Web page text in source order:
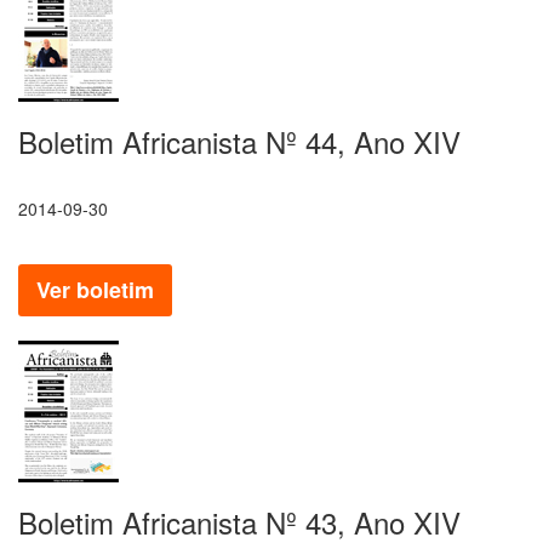
Boletim Africanista Nº 44, Ano XIV
2014-09-30
Ver boletim
Boletim Africanista Nº 43, Ano XIV